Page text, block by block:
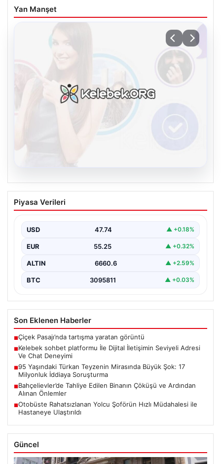
Yan Manşet
Kelebek sohbet platformu İle Dijital
İletişimin Seviyeli Adresi Ve Chat
İnternet dünyasında insanların kaliteli bir biçimde irtibat
Günümüzde pek…
Piyasa Verileri
USD 47.74 ▲ +0.18%
EUR 55.25 ▲ +0.32%
ALTIN 6660.6 ▲ +2.59%
BTC 3095811 ▲ +0.03%
Son Eklenen Haberler
■Çiçek Pasajı’nda tartışma yaratan görüntü
■Kelebek sohbet platformu İle Dijital İletişimin Seviyeli Adresi
Ve Chat Deneyimi
■95 Yaşındaki Türkan Teyzenin Mirasında Büyük Şok: 17
Milyonluk İddiaya Soruşturma
■Bahçelievler’de Tahliye Edilen Binanın Çöküşü ve Ardından
Alınan Önlemler
■Otobüste Rahatsızlanan Yolcu Şoförün Hızlı Müdahalesi ile
Hastaneye Ulaştırıldı
Güncel